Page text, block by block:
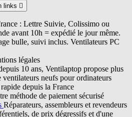
links 
: Lettre Suivie, Colissimo ou
avant 10h = expédié le jour même.
bulle, suivi inclus. Ventilateurs PC
légales
10 ans, Ventilaptop propose plus
ventilateurs neufs pour ordinateurs
depuis la France
méthode de paiement sécurisé
Réparateurs, assembleurs et revendeurs
de prix dégressifs et d'une